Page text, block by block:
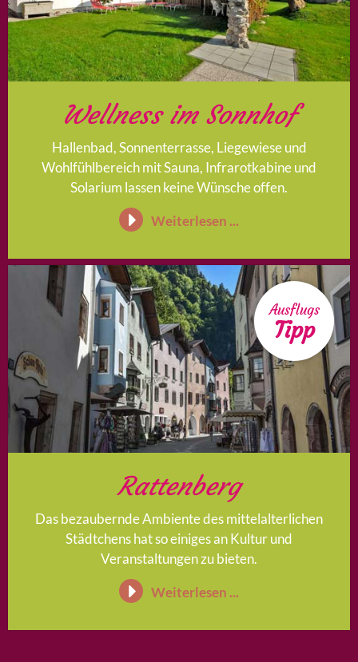
Wellness im Sonnhof
Hallenbad, Sonnenterrasse, Liegewiese und
Wohlfühlbereich mit Sauna, Infrarotkabine und
Solarium lassen keine Wünsche offen.
Weiterlesen ...
Ausflugs
Tipp
Rattenberg
Das bezaubernde Ambiente des mittelalterlichen
Städtchens hat so einiges an Kultur und
Veranstaltungen zu bieten.
Weiterlesen ...